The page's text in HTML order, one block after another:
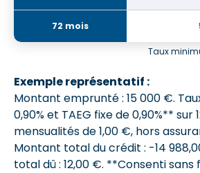
Taux
Exemple représentatif :
Montant emprunté : 15 000 €.
0,90% et TAEG fixe de 0,90%** sur
mensualités de 1,00 €, hors
Montant total du crédit : -14
total dû : 12,00 €. **Consenti sans